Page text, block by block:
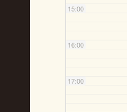
15:00
16:00
17:00